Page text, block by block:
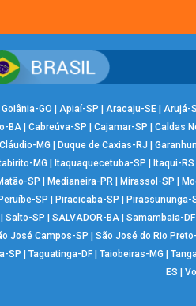
GO | Apiaí-SP | Aracaju-SE| Arujá-
BA| Cabreúva-SP | Cajamar-SP | Caldas
Cláudio-MG | Duque de Caxias-RJ |
MG | Itaquaquecetuba-SP | Itaqui-RS
SP | Medianeira-PR | Mirassol-SP |
SP | Piracicaba-SP | Pirassununga-
| Salto-SP | SALVADOR-BA | Samambaia-DF
José Campos-SP | São José do Rio
SP | Taguatinga-DF| Taiobeiras-MG |
ES |